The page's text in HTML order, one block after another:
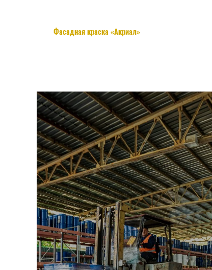
Фасадная краска «Акриал»